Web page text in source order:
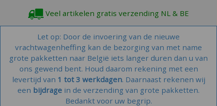
Veel artikelen gratis verzending NL & BE
Let op: Door de invoering van de nieuwe
vrachtwagenheffing kan de bezorging van met name
grote pakketten naar België iets langer duren dan u van
ons gewend bent. Houd daarom rekening met een
levertijd van 1 tot 3 werkdagen. Daarnaast rekenen wij
een bijdrage in de verzending van grote pakketten.
Bedankt voor uw begrip.